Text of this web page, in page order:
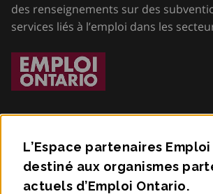
L’Espace partenaires
destiné aux organismes
actuels d’Emploi Ontario.
des renseignements sur des
services liés à l’emploi dans les
Accessibilité